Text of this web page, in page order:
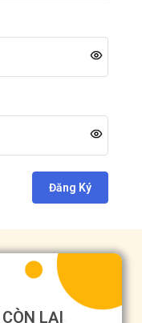
Đăng Ký
LẠI